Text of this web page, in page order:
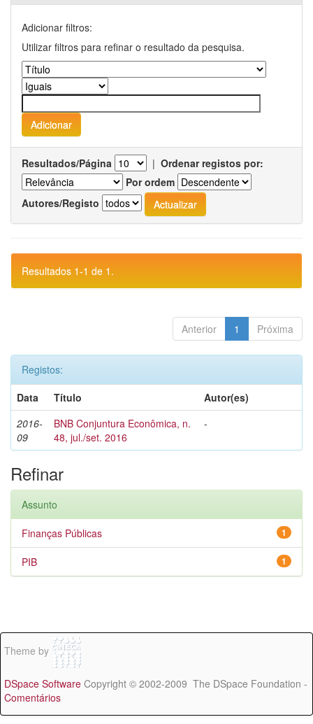
Adicionar filtros:
Utilizar filtros para refinar o resultado da pesquisa.
Resultados/Página | Ordenar registos por:
Por ordem
Autores/Registo
Resultados 1-1 de 1.
Anterior 1 Próxima
Registos:
Data
Título
Autor(es)
2016-
09
BNB Conjuntura Econômica, n.
48, jul./set. 2016
-
Refinar
Assunto
1
Finanças Públicas
1
PIB
Theme by
DSpace Software Copyright © 2002-2009 The DSpace Foundation -
Comentários